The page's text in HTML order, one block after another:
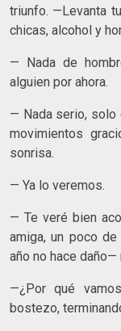
triunfo. —Levanta
chicas, alcohol y
— Nada de
alguien por ahora.
— Nada serio, solo
movimientos
sonrisa.
— Ya lo veremos.
— Te veré bien
amiga, un poco
año no hace
—¿Por qué
bostezo,